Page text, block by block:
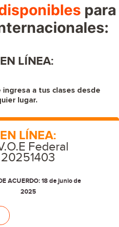
para
EN LÍNEA:
a tus clases desde
lugar.
EN LÍNEA:
Federal
20251403
ACUERDO: 18 de junio de
2025